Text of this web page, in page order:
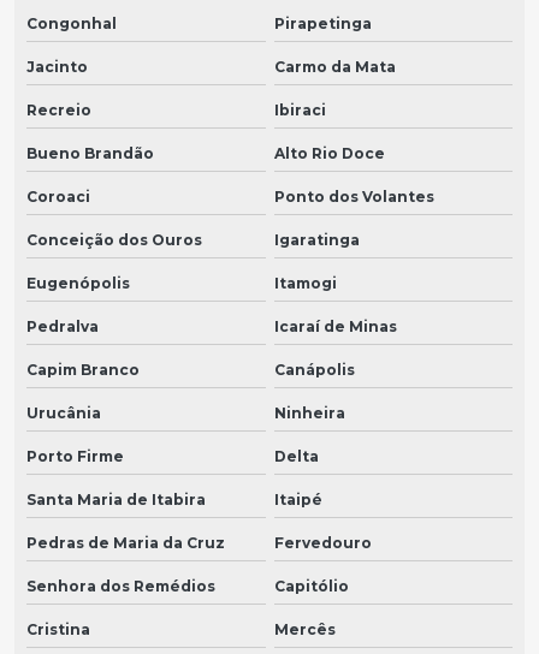
Congonhal Pirapetinga
Jacinto Carmo da Mata
Recreio Ibiraci
Bueno Brandão Alto Rio Doce
Coroaci Ponto dos Volantes
Conceição dos Ouros Igaratinga
Eugenópolis Itamogi
Pedralva Icaraí de Minas
Capim Branco Canápolis
Urucânia Ninheira
Porto Firme Delta
Santa Maria de Itabira Itaipé
Pedras de Maria da Cruz Fervedouro
Senhora dos Remédios Capitólio
Cristina Mercês